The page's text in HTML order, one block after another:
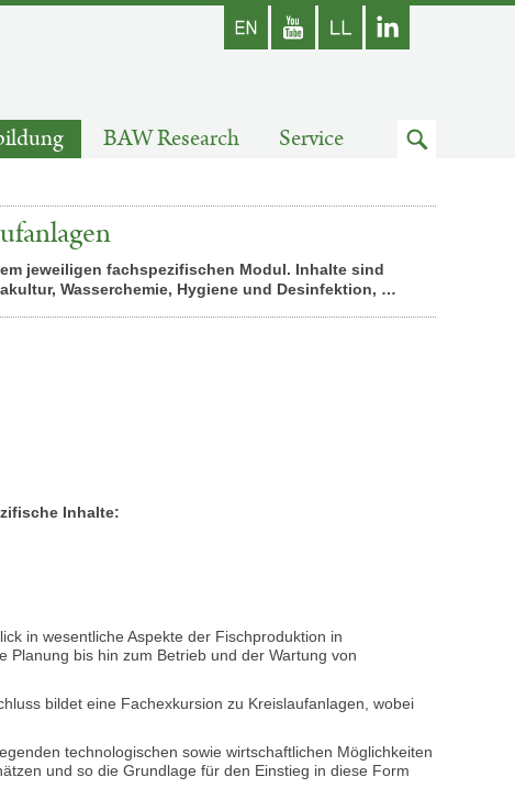
Youtube
BAW Research Service
Zum
jeweiligen fachspezifischen Modul. Inhalte sind
Wasserchemie, Hygiene und Desinfektion, …
Inhalte:
in wesentliche Aspekte der Fischproduktion in
Planung bis hin zum Betrieb und der Wartung von
bildet eine Fachexkursion zu Kreislaufanlagen, wobei
technologischen sowie wirtschaftlichen Möglichkeiten
und so die Grundlage für den Einstieg in diese Form